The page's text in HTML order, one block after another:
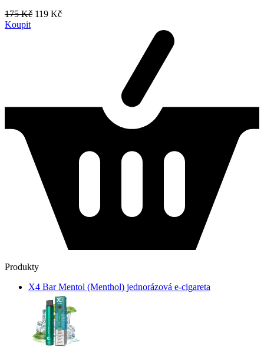
175 Kč 119 Kč
Koupit
Produkty
X4 Bar Mentol (Menthol) jednorázová e-cigareta